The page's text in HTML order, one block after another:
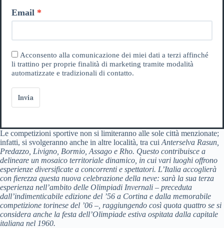
Email
Acconsento alla comunicazione dei miei dati a terzi affinché
li trattino per proprie finalità di marketing tramite modalità
automatizzate e tradizionali di contatto.
Invia
Le competizioni sportive non si limiteranno alle sole città menzionate;
infatti, si svolgeranno anche in altre località, tra cui Anterselva Rasun,
Predazzo, Livigno, Bormio, Assago e Rho. Questo contribuisce a
delineare un mosaico territoriale dinamico, in cui vari luoghi offrono
esperienze diversificate a concorrenti e spettatori. L’Italia accoglierà
con fierezza questa nuova celebrazione della neve: sarà la sua terza
esperienza nell’ambito delle Olimpiadi Invernali – preceduta
dall’indimenticabile edizione del ’56 a Cortina e dalla memorabile
competizione torinese del ’06 –, raggiungendo così quota quattro se si
considera anche la festa dell’Olimpiade estiva ospitata dalla capitale
italiana nel 1960.